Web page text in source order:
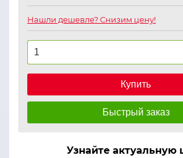
Нашли дешевле? Снизим цену!
Купить
Быстрый заказ
Узнайте актуальную